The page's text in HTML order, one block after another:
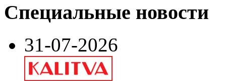
Специальные новости
31-07-2026